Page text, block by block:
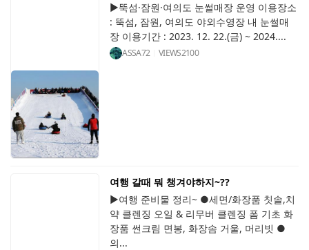
▶뚝섬·잠원·여의도 눈썰매장 운영 이용장소
: 뚝섬, 잠원, 여의도 야외수영장 내 눈썰매
장 이용기간 : 2023. 12. 22.(금) ~ 2024....
ASSA72 VIEWS2100
여행 갈때 뭐 챙겨야하지~??
▶여행 준비물 정리~ ●세면/화장품 칫솔,치
약 클렌징 오일 & 리무버 클렌징 폼 기초 화
장품 썬크림 면봉, 화장솜 거울, 머리빗 ●
의...